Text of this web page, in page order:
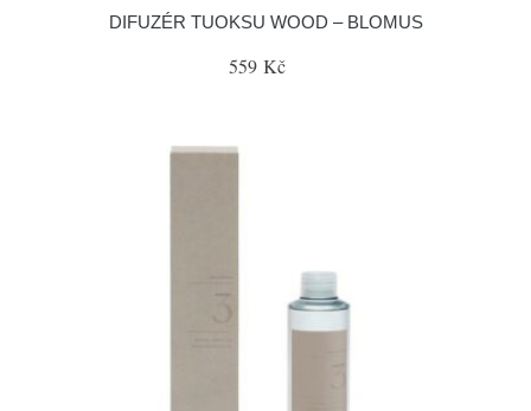
DIFUZÉR TUOKSU WOOD – BLOMUS
559 Kč